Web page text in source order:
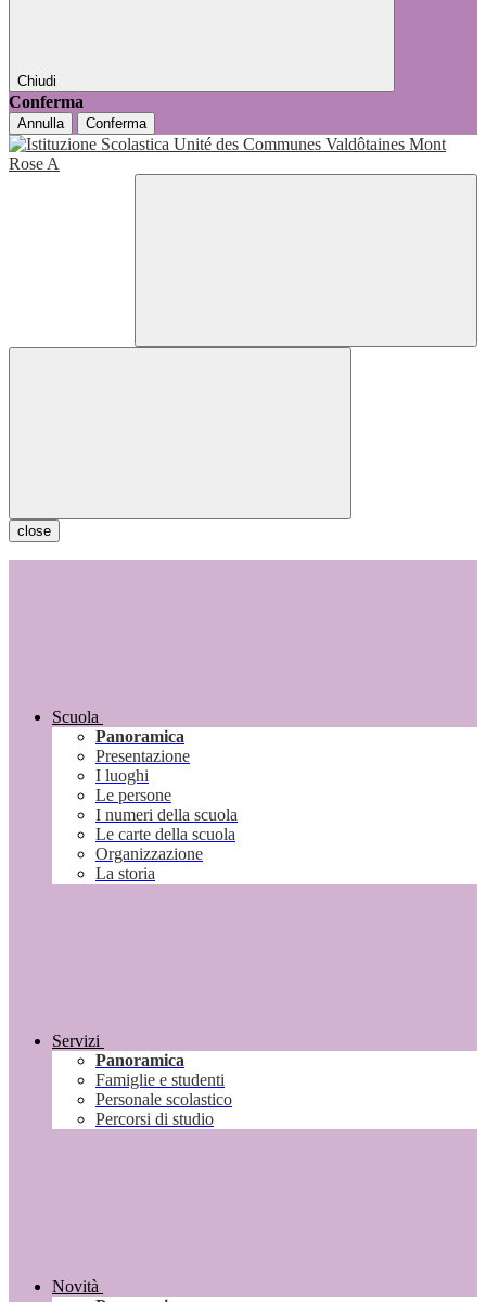
Chiudi
Conferma
Annulla Conferma
close
Scuola
Panoramica
Presentazione
I luoghi
Le persone
I numeri della scuola
Le carte della scuola
Organizzazione
La storia
Servizi
Panoramica
Famiglie e studenti
Personale scolastico
Percorsi di studio
Novità